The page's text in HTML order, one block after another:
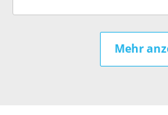
Mehr